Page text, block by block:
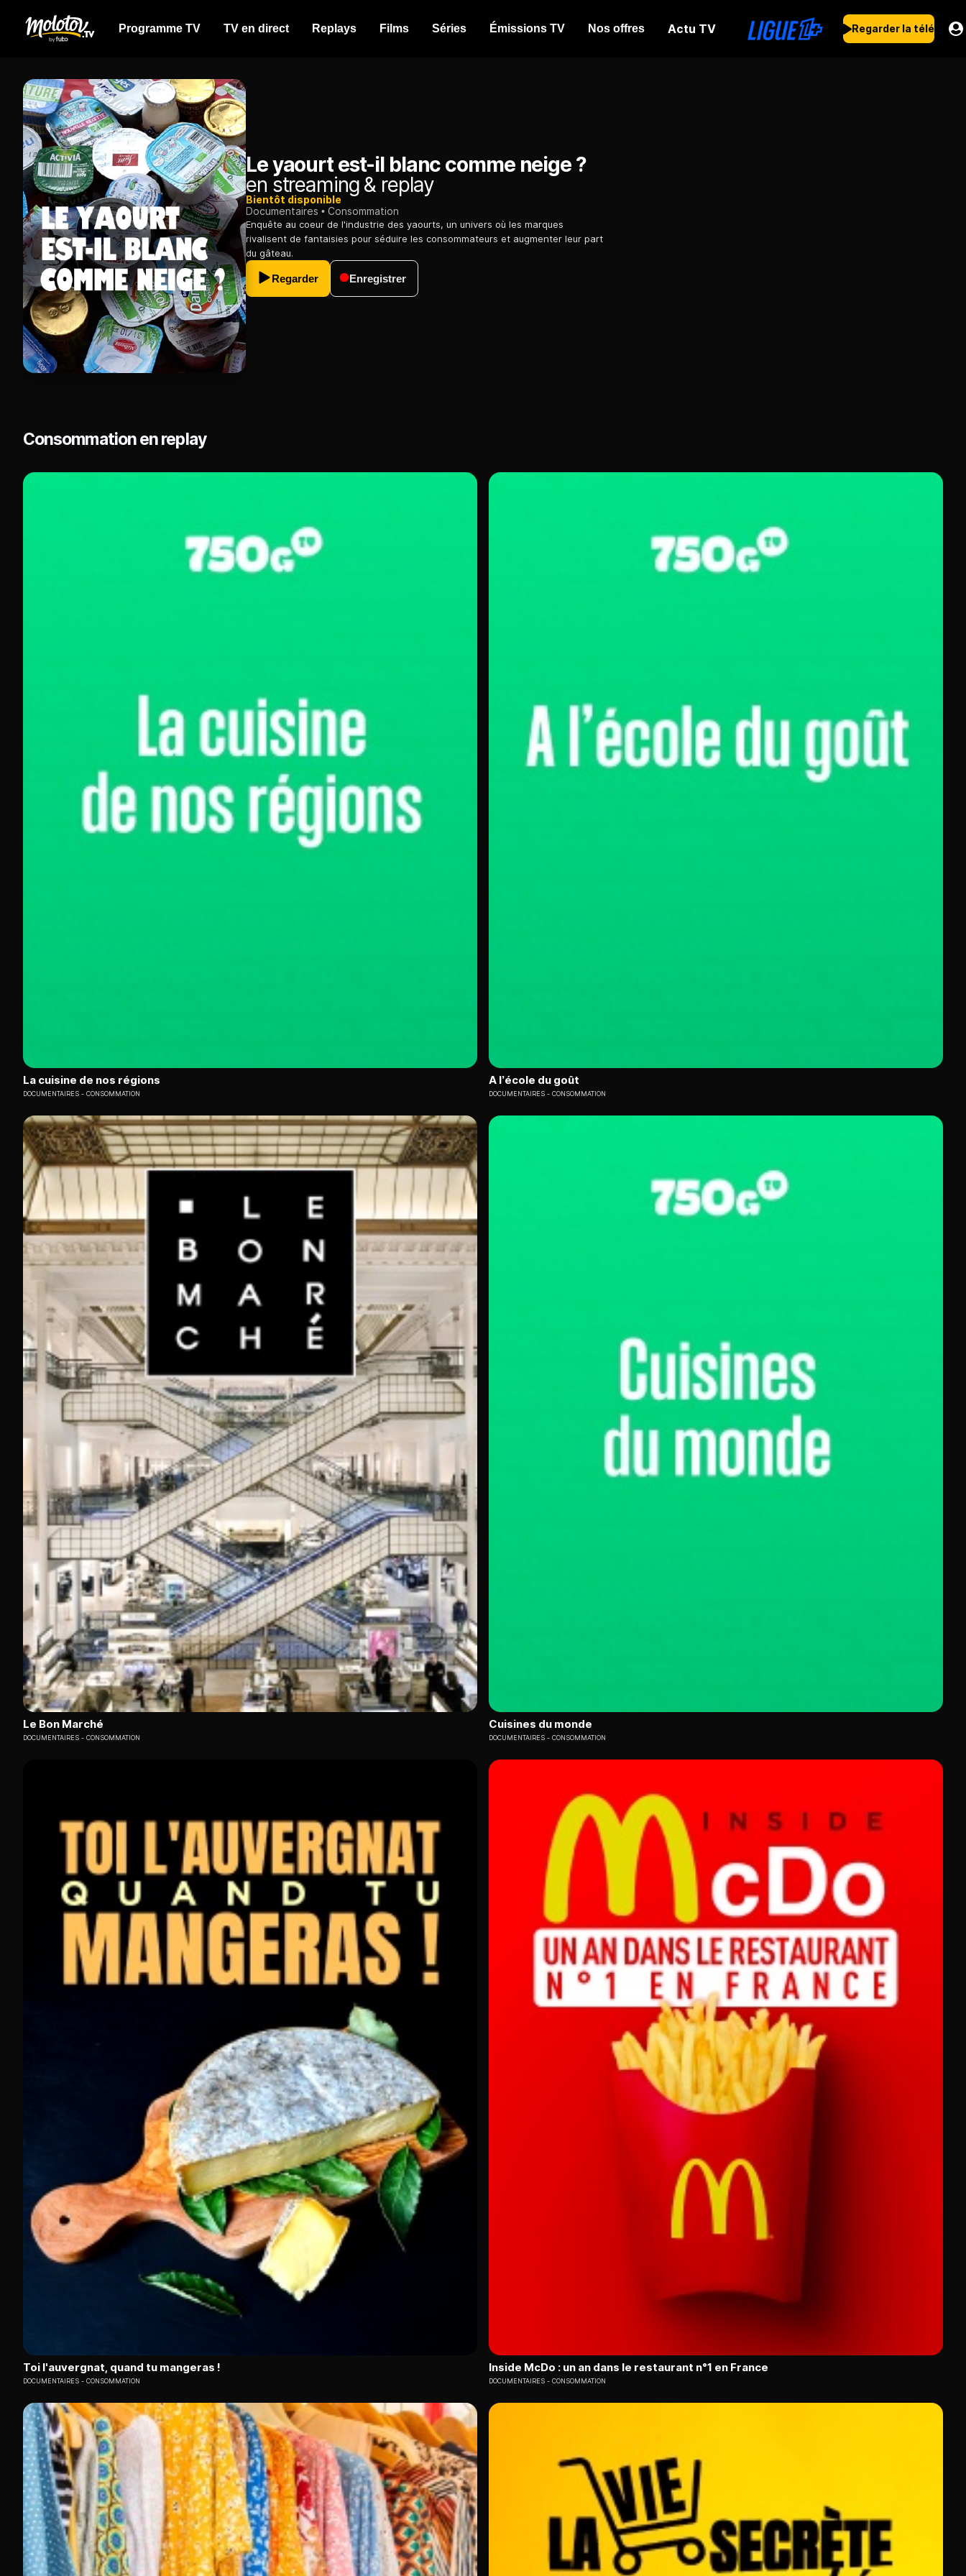
Programme TV TV en direct Replays Films Séries Émissions TV Nos offres Actu TV Regarder la télé
Le yaourt est-il blanc comme neige ?
en streaming & replay
Bientôt disponible
Documentaires
Consommation
Enquête au coeur de l'industrie des yaourts, un univers où les marques
rivalisent de fantaisies pour séduire les consommateurs et augmenter leur part
du gâteau.
Regarder Enregistrer
Consommation en replay
La cuisine de nos régions
DOCUMENTAIRES CONSOMMATION
A l’école du goût
DOCUMENTAIRES CONSOMMATION
Le Bon Marché
DOCUMENTAIRES CONSOMMATION
Cuisines du monde
DOCUMENTAIRES CONSOMMATION
Toi l'auvergnat, quand tu mangeras !
DOCUMENTAIRES CONSOMMATION
Inside McDo : un an dans le restaurant n°1 en France
DOCUMENTAIRES CONSOMMATION